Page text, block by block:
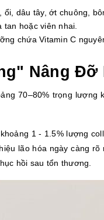
ổi, dâu tây, ớt chuông,
tan hoặc viên nhai.
chứa Vitamin C
Nâng Đỡ
70–80% trọng lượng
1 - 1.5% lượng
lão hóa ngày càng
hồi sau tổn thương.